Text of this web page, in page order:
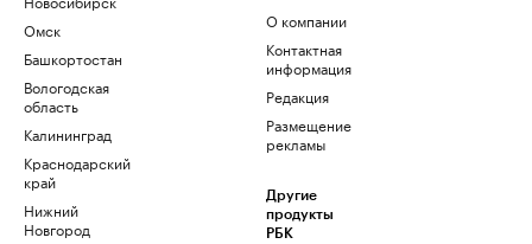
Омск
Башкортостан
Вологодская
область
Калининград
Краснодарский
край
Нижний
Новгород
О компании
Контактная
информация
Редакция
Размещение
рекламы
Другие
продукты
РБК